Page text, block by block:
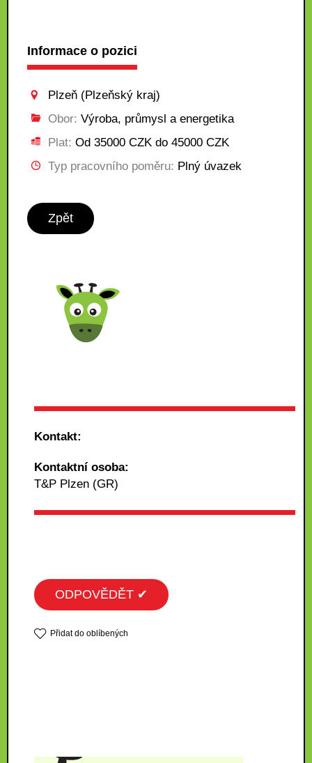
Informace o pozici
Plzeň (Plzeňský kraj)
Obor: Výroba, průmysl a energetika
Plat: Od 35000 CZK do 45000 CZK
Typ pracovního poměru: Plný úvazek
Zpět
Kontakt:
Kontaktní osoba:
T&P Plzen (GR)
ODPOVĚDĚT ✔
Přidat do oblíbených